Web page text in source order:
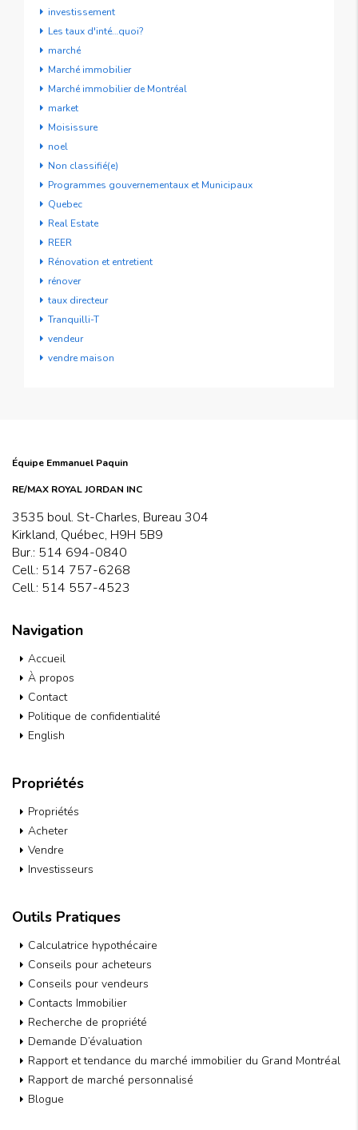
investissement
Les taux d'inté…quoi?
marché
Marché immobilier
Marché immobilier de Montréal
market
Moisissure
noel
Non classifié(e)
Programmes gouvernementaux et Municipaux
Quebec
Real Estate
REER
Rénovation et entretient
rénover
taux directeur
Tranquilli-T
vendeur
vendre maison
Équipe Emmanuel Paquin
RE/MAX ROYAL JORDAN INC
3535 boul. St-Charles, Bureau 304
Kirkland, Québec, H9H 5B9
Bur.: 514 694-0840
Cell.: 514 757-6268
Cell.: 514 557-4523
Navigation
Accueil
À propos
Contact
Politique de confidentialité
English
Propriétés
Propriétés
Acheter
Vendre
Investisseurs
Outils Pratiques
Calculatrice hypothécaire
Conseils pour acheteurs
Conseils pour vendeurs
Contacts Immobilier
Recherche de propriété
Demande D’évaluation
Rapport et tendance du marché immobilier du Grand Montréal
Rapport de marché personnalisé
Blogue